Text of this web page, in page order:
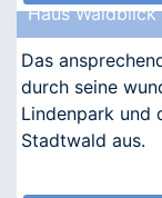
Haus Waldblick
Das
durch seine
Lindenpark und
Stadtwald aus.